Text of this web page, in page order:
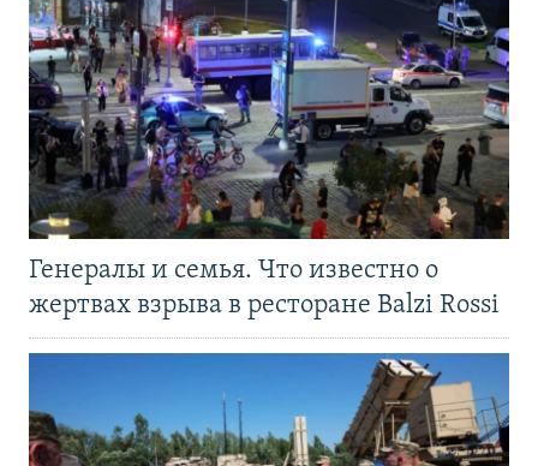
Генералы и семья. Что известно о
жертвах взрыва в ресторане Balzi Rossi